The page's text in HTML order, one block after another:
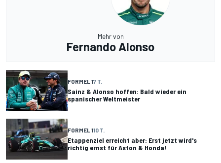
Mehr von
Fernando Alonso
FORMEL 17 T.
Sainz & Alonso hoffen: Bald wieder ein
spanischer Weltmeister
FORMEL 110 T.
Etappenziel erreicht aber: Erst jetzt wird's
richtig ernst für Aston & Honda!